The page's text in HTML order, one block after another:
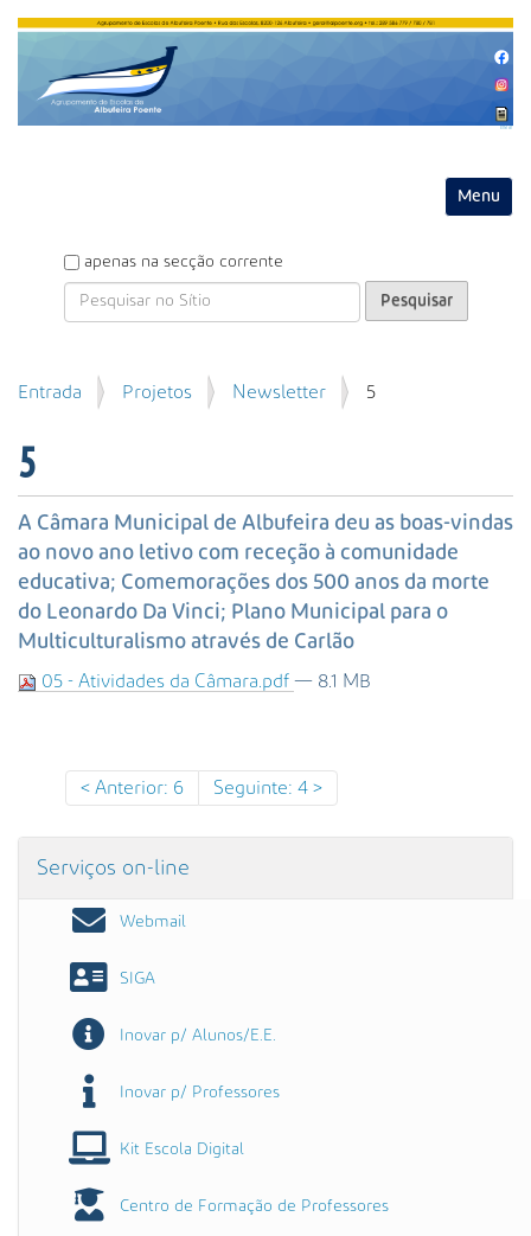
Toggle
P
e
i
apenas na secção corrente
P
q
a
A
v
a
ç
Entrada Projetos Newsletter 5
5
A Câmara Municipal de Albufeira deu as boas-vindas
ao novo ano letivo com receção à comunidade
educativa; Comemorações dos 500 anos da morte
do Leonardo Da Vinci; Plano Municipal para o
Multiculturalismo através de Carlão
05 - Atividades da Câmara.pdf — 8.1 MB
Anterior: 6 Seguinte: 4
Serviços on-line
Webmail
SIGA
Inovar p/ Alunos/E.E.
Inovar p/ Professores
Kit Escola Digital
Centro de Formação de Professores